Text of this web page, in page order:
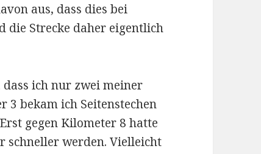
aus, dass dies bei
die Strecke daher eigentlich
ich nur zwei meiner
3 bekam ich Seitenstechen
gegen Kilometer 8 hatte
schneller werden. Vielleicht